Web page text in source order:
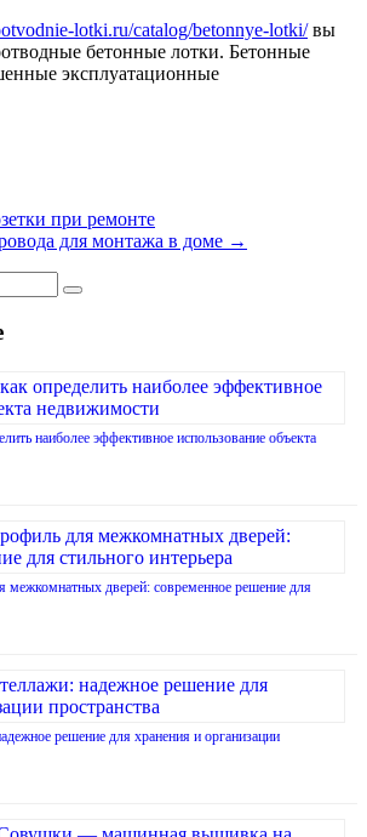
lotki.ru/catalog/betonnye-lotki/вы
бетонные лотки. Бетонные
эксплуатационные
при ремонте
для монтажа в доме →
наиболее эффективное использование объекта
дверей: современное решение для
решение для хранения и организации